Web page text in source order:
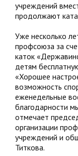
учреждений
продолжают
Уже несколько
профсоюза за
каток
детям
«Хорошее
возможность
еженедельные
благодарности
отмечает
организации
учреждений и
Титкова.